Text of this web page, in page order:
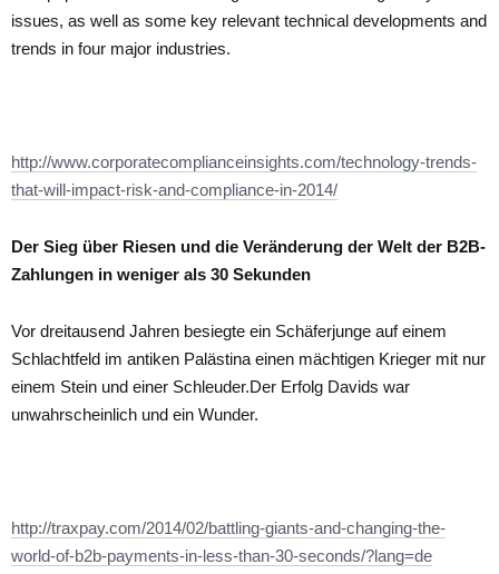
issues, as well as some key relevant technical developments and
trends in four major industries.
http://www.corporatecomplianceinsights.com/technology-trends-
that-will-impact-risk-and-compliance-in-2014/
Der Sieg über Riesen und die Veränderung der Welt der B2B-
Zahlungen in weniger als 30 Sekunden
Vor dreitausend Jahren besiegte ein Schäferjunge auf einem
Schlachtfeld im antiken Palästina einen mächtigen Krieger mit nur
einem Stein und einer Schleuder.Der Erfolg Davids war
unwahrscheinlich und ein Wunder.
http://traxpay.com/2014/02/battling-giants-and-changing-the-
world-of-b2b-payments-in-less-than-30-seconds/?lang=de